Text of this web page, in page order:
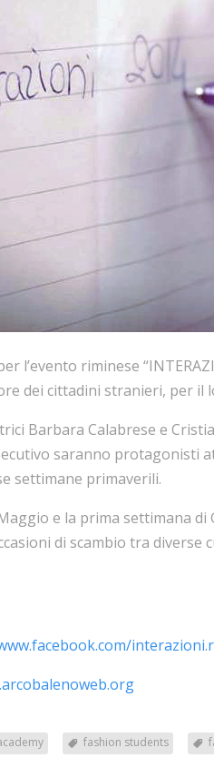
l’evento riminese
dei cittadini stranieri, per
Barbara Calabrese e
saranno protagonisti
settimane primaverili.
e la prima settimana
di scambio tra
fashion students